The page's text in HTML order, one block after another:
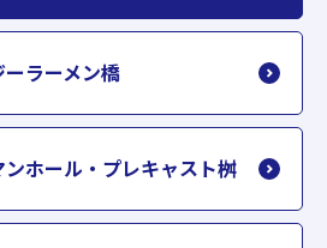
ーラーメン橋
ンホール・プレキャスト桝